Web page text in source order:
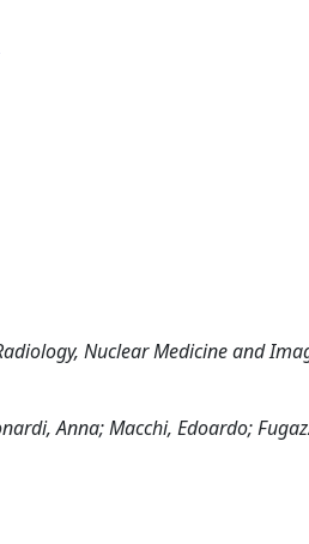
Nuclear Medicine and
Anna; Macchi, Edoardo;